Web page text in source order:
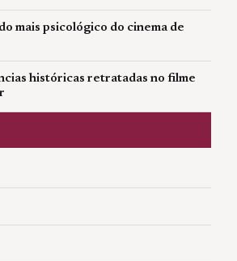
mais psicológico do cinema de
históricas retratadas no filme